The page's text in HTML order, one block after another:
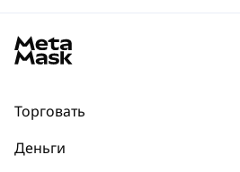
Торговать
Деньги